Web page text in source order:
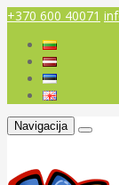
+370 600 40071
Navigacija